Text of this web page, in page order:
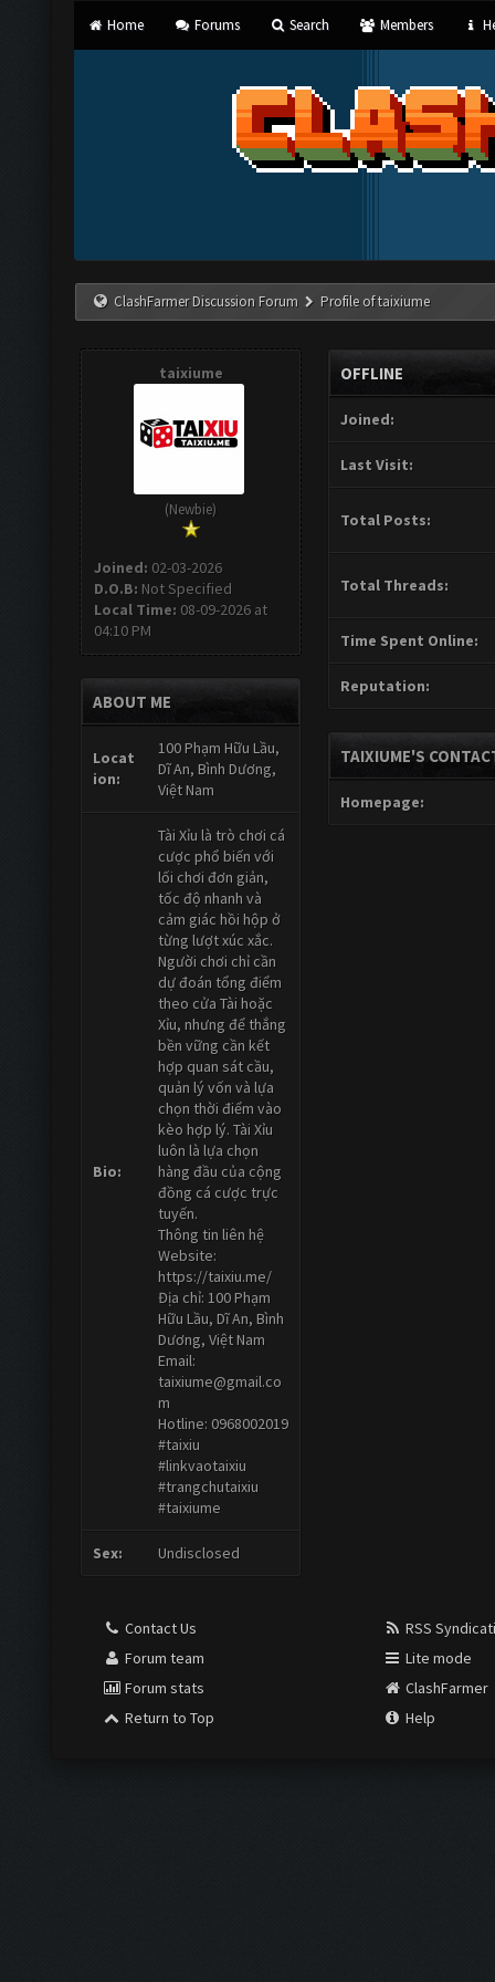
Home Forums Search Members
ClashFarmer Discussion Forum Profile of taixiume
taixiume
(Newbie)
Joined: 02-03-2026
D.O.B: Not Specified
Local Time: 08-09-2026 at
04:10 PM
ABOUT ME
Locat
ion:
100 Phạm Hữu Lầu,
Dĩ An, Bình Dương,
Việt Nam
Bio:
Tài Xỉu là trò chơi cá
cược phổ biến với
lối chơi đơn giản,
tốc độ nhanh và
cảm giác hồi hộp ở
từng lượt xúc xắc.
Người chơi chỉ cần
dự đoán tổng điểm
theo cửa Tài hoặc
Xỉu, nhưng để thắng
bền vững cần kết
hợp quan sát cầu,
quản lý vốn và lựa
chọn thời điểm vào
kèo hợp lý. Tài Xỉu
luôn là lựa chọn
hàng đầu của cộng
đồng cá cược trực
tuyến.
Thông tin liên hệ
Website:
https://taixiu.me/
Địa chỉ: 100 Phạm
Hữu Lầu, Dĩ An, Bình
Dương, Việt Nam
Email:
taixiume@gmail.co
m
Hotline: 0968002019
#taixiu
#linkvaotaixiu
#trangchutaixiu
#taixiume
Sex: Undisclosed
OFFLINE
Joined:
Last Visit:
Total Posts:
Total Threads:
Time Spent Online:
Reputation:
TAIXIUME'S
Homepage:
Contact Us
Forum team
Forum stats
Return to Top
RSS
Lite mode
ClashFarmer
Help